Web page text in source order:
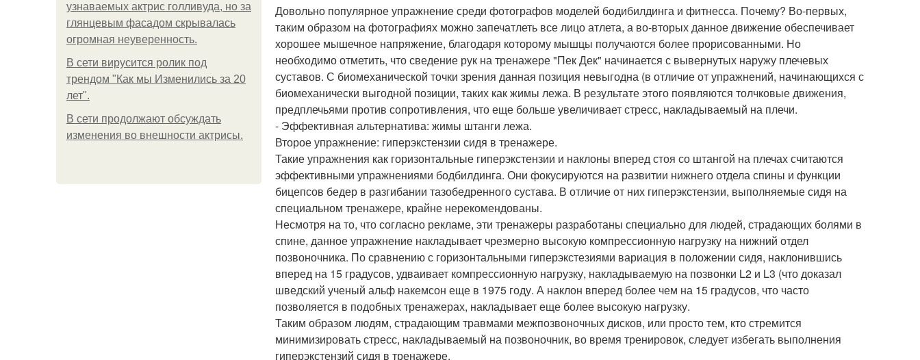
узнаваемых актрис голливуда, но за
глянцевым фасадом скрывалась
огромная неуверенность.
В сети вирусится ролик под
трендом "Как мы Изменились за 20
лет".
В сети продолжают обсуждать
изменения во внешности актрисы.
Довольно популярное упражнение среди фотографов моделей бодибилдинга и фитнесса. Почему? Во-первых,
таким образом на фотографиях можно запечатлеть все лицо атлета, а во-вторых данное движение обеспечивает
хорошее мышечное напряжение, благодаря которому мышцы получаются более прорисованными. Но
необходимо отметить, что сведение рук на тренажере "Пек Дек" начинается с вывернутых наружу плечевых
суставов. С биомеханической точки зрения данная позиция невыгодна (в отличие от упражнений, начинающихся с
биомеханически выгодной позиции, таких как жимы лежа. В результате этого появляются толчковые движения,
предплечьями против сопротивления, что еще больше увеличивает стресс, накладываемый на плечи.
- Эффективная альтернатива: жимы штанги лежа.
Второе упражнение: гиперэкстензии сидя в тренажере.
Такие упражнения как горизонтальные гиперэкстензии и наклоны вперед стоя со штангой на плечах считаются
эффективными упражнениями бодбилдинга. Они фокусируются на развитии нижнего отдела спины и функции
бицепсов бедер в разгибании тазобедренного сустава. В отличие от них гиперэкстензии, выполняемые сидя на
специальном тренажере, крайне нерекомендованы.
Несмотря на то, что согласно рекламе, эти тренажеры разработаны специально для людей, страдающих болями в
спине, данное упражнение накладывает чрезмерно высокую компрессионную нагрузку на нижний отдел
позвоночника. По сравнению с горизонтальными гиперэкстезиями вариация в положении сидя, наклонившись
вперед на 15 градусов, удваивает компрессионную нагрузку, накладываемую на позвонки L2 и L3 (что доказал
шведский ученый альф накемсон еще в 1975 году. А наклон вперед более чем на 15 градусов, что часто
позволяется в подобных тренажерах, накладывает еще более высокую нагрузку.
Таким образом людям, страдающим травмами межпозвоночных дисков, или просто тем, кто стремится
минимизировать стресс, накладываемый на позвоночник, во время тренировок, следует избегать выполнения
гиперэкстензий сидя в тренажере.